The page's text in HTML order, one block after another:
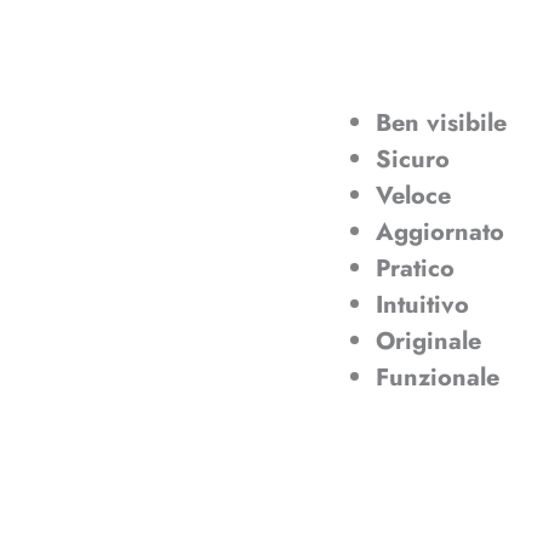
Ben visibile
Sicuro
Veloce
Aggiornato
Pratico
Intuitivo
Originale
Funzionale